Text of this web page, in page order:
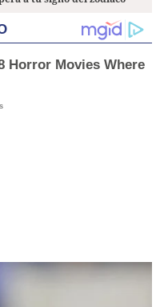
Horror Movies Where